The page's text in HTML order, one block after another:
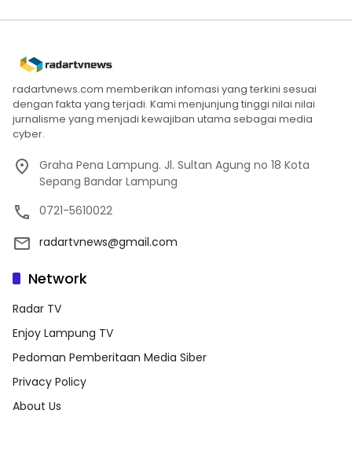
radartvnews.com memberikan infomasi yang terkini sesuai
dengan fakta yang terjadi. Kami menjunjung tinggi nilai nilai
jurnalisme yang menjadi kewajiban utama sebagai media
cyber.
Graha Pena Lampung. Jl. Sultan Agung no 18 Kota
Sepang Bandar Lampung
0721-5610022
radartvnews@gmail.com
Network
Radar TV
Enjoy Lampung TV
Pedoman Pemberitaan Media Siber
Privacy Policy
About Us